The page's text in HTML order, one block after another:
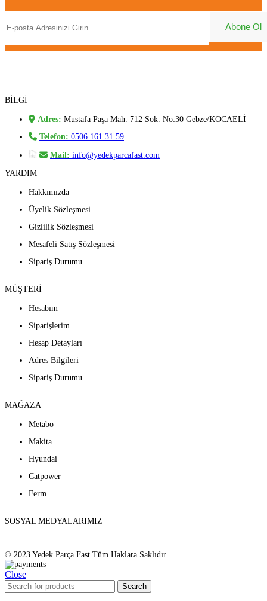
BİLGİ
Adres: Mustafa Paşa Mah. 712 Sok. No:30 Gebze/KOCAELİ
Telefon: 0506 161 31 59
Mail: info@yedekparcafast.com
YARDIM
Hakkımızda
Üyelik Sözleşmesi
Gizlilik Sözleşmesi
Mesafeli Satış Sözleşmesi
Sipariş Durumu
MÜŞTERİ
Hesabım
Siparişlerim
Hesap Detayları
Adres Bilgileri
Sipariş Durumu
MAĞAZA
Metabo
Makita
Hyundai
Catpower
Ferm
SOSYAL MEDYALARIMIZ
© 2023 Yedek Parça Fast Tüm Haklara Saklıdır.
Close
Search